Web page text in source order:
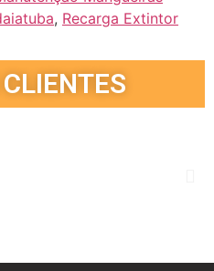
, Recarga Extintor